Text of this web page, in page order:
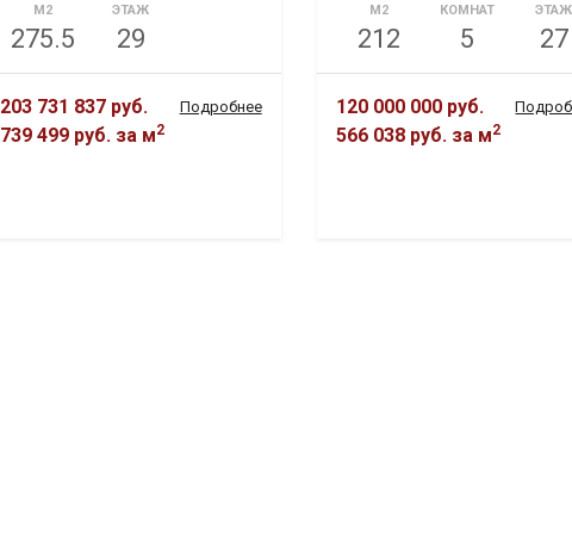
М2
275.5
ЭТАЖ
29
203 731 837 руб.
739 499 руб.за м2
Подробнее
М2
212
КОМНАТ
5
ЭТАЖ
27
120 000 000 руб.
566 038 руб.за м2